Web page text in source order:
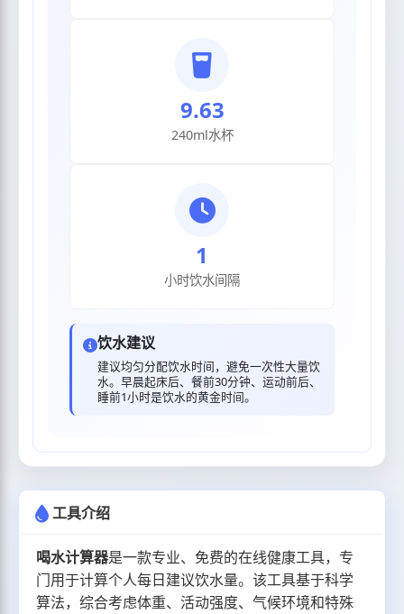
9.63
240ml水杯
1
小时饮水间隔
饮水建议
建议均匀分配饮水时间，避免一次性大量饮
水。早晨起床后、餐前30分钟、运动前后、
睡前1小时是饮水的黄金时间。
工具介绍
喝水计算器是一款专业、免费的在线健康工具，专
门用于计算个人每日建议饮水量。该工具基于科学
算法，综合考虑体重、活动强度、气候环境和特殊